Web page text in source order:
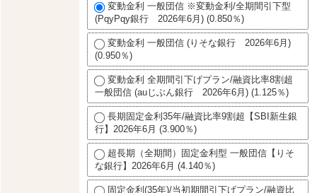
変動金利 一般団信 ※変動金利/全期間引下型
(PqyPqy銀行 2026年6月) (0.850％)
変動金利 一般団信 (りそな銀行 2026年6月)
(0.950％)
変動金利 全期間引下げプラン/融資比率8割超
一般団信 (auじぶん銀行 2026年6月) (1.125％)
長期固定金利35年/融資比率9割超【SBI新生銀
行】2026年6月 (3.900％)
超長期（全期間）固定金利型 一般団信【りそ
な銀行】2026年6月 (4.140％)
固定金利(35年)/当初期間引下げプラン/融資比